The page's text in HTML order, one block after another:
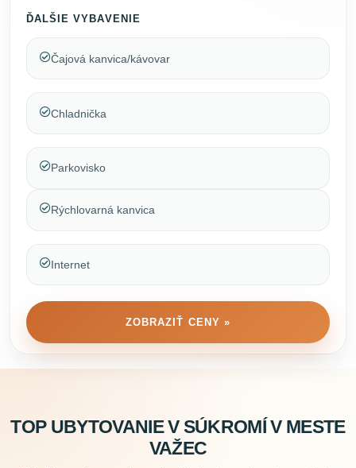
ĎALŠIE VYBAVENIE
Čajová kanvica/kávovar
Chladnička
Parkovisko
Rýchlovarná kanvica
Internet
ZOBRAZIŤ CENY »
TOP UBYTOVANIE V SÚKROMÍ V MESTE
VAŽEC